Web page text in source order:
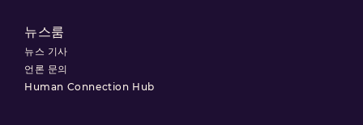
뉴스룸
뉴스 기사
언론 문의
Human Connection Hub